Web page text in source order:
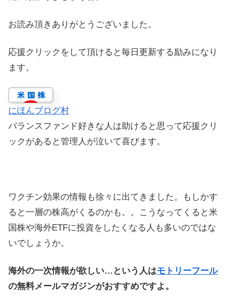
お読み頂きありがとうございました。
応援クリックをして頂けると毎日更新する励みになり
ます。
にほんブログ村
バランスファンド好きな人は助けると思って応援クリ
ックがあると管理人が泣いて喜びます。
ワクチン効果の情報も徐々に出てきました。もしかす
ると一層の株高がくるのかも。。こうなってくると米
国株や海外ETFに投資をしたくなる人も多いのではな
いでしょうか。
海外の一次情報が欲しい…という人はモトリーフール
の無料メールマガジンがおすすめですよ。